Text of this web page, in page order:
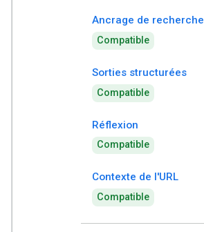
Ancrage de recherche
Compatible
Sorties structurées
Compatible
Réflexion
Compatible
Contexte de l'URL
Compatible